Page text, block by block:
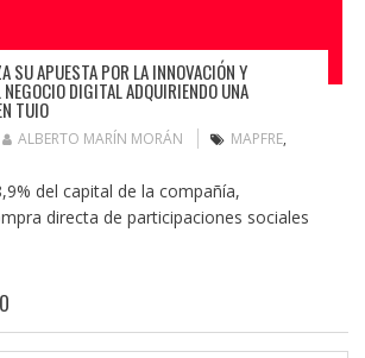
SU APUESTA POR LA INNOVACIÓN Y
NEGOCIO DIGITAL ADQUIRIENDO UNA
TUIO
ALBERTO MARÍN MORÁN MAPFRE,
del capital de la compañía,
directa de participaciones sociales